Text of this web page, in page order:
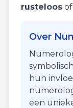
rusteloos of
Over
hun
een